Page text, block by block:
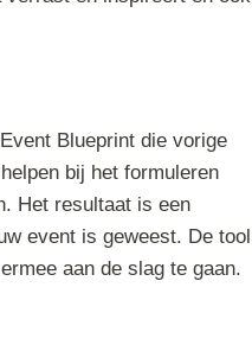
Blueprint die vorige
bij het formuleren
Het resultaat is een
event is geweest. De tool
aan de slag te gaan.